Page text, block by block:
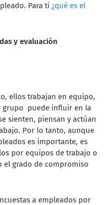
Para ti¿qué es el
y evaluación
ellos trabajan en equipo,
grupo puede influir en la
sienten, piensan y actúan
Por lo tanto, aunque
es importante, es
por equipos de trabajo o
el grado de compromiso
a empleados por